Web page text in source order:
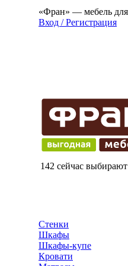
«Фран» — мебель для
Вход / Регистрация
142 сейчас выбирают
Стенки
Шкафы
Шкафы-купе
Кровати